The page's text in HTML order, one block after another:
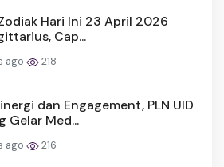
Hari Ini 23 April 2026
Cap...
ago 218
dan Engagement, PLN UID
Gelar Med...
ago 216